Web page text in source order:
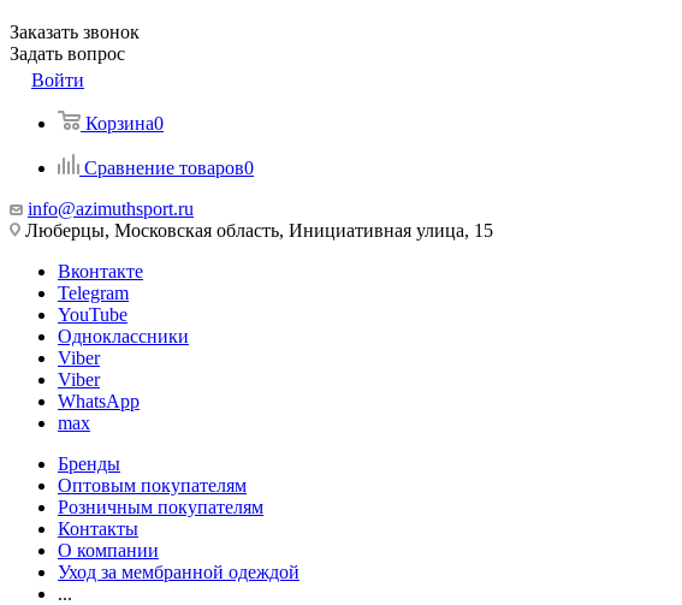
Заказать звонок
Задать вопрос
Войти
Корзина0
Сравнение товаров0
info@azimuthsport.ru
Люберцы, Московская область, Инициативная улица, 15
Вконтакте
Telegram
YouTube
Одноклассники
Viber
Viber
WhatsApp
max
Бренды
Оптовым покупателям
Розничным покупателям
Контакты
О компании
Уход за мембранной одеждой
...